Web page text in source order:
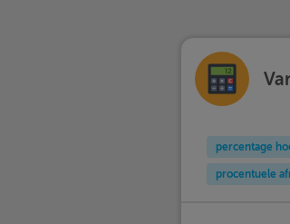
percentage
procentuele